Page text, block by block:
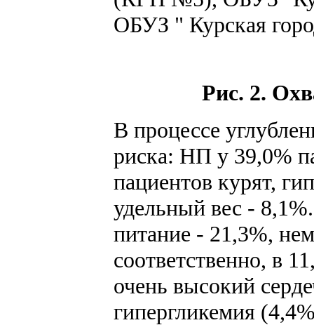
ОБУЗ " Курская
Рис. 2.
В процессе
риска: НП у 39,0%
пациентов курят,
удельный вес -
питание - 21,3%,
соответственно, в
очень высокий
гипергликемия